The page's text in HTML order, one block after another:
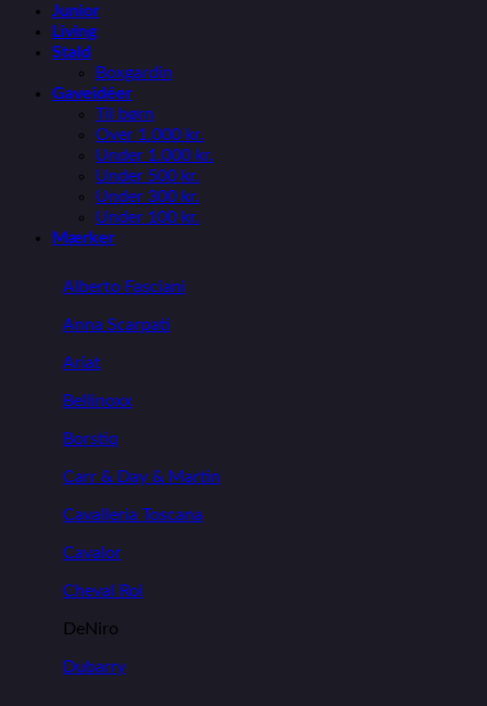
Junior
Living
Stald
Boxgardin
Gaveidéer
Til børn
Over 1.000 kr.
Under 1.000 kr.
Under 500 kr.
Under 300 kr.
Under 100 kr.
Mærker
Alberto Fasciani
Anna Scarpati
Ariat
Bellinoxx
Borstiq
Carr & Day & Martin
Cavalleria Toscana
Cavalor
Cheval Roi
DeNiro
Dubarry